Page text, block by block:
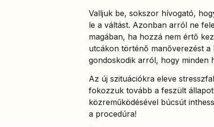
Valljuk be, sokszor hívogató,
le a váltást. Azonban arról ne
magában, ha hozzá nem értő
utcákon történő manőverezést a
gondoskodik arról, hogy minden
Az új szituációkra eleve
fokozzuk tovább a feszült
közreműködésével búcsút
a procedúra!